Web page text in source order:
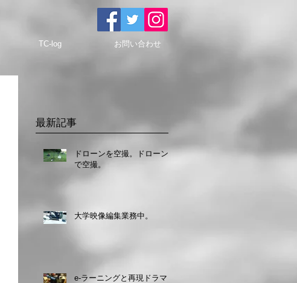
TC-log お問い合わせ
最新記事
ドローンを空撮。ドローン
で空撮。
大学映像編集業務中。
e-ラーニングと再現ドラマ